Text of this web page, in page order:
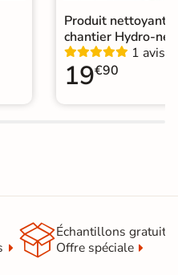
Produit nettoyant
chantier Hydro-net
1 avis
19€90
Échantillons gratuit
Offre spéciale